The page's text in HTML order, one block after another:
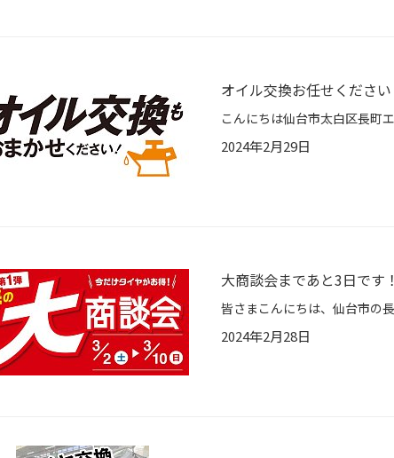
オイル交換お任せください
2024年2月29日
大商談会まであと3日です！
2024年2月28日